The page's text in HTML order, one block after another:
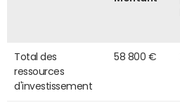
Total des
ressources
d'investissement
58 800 €